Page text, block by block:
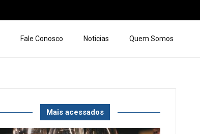
Fale Conosco Noticias Quem Somos
Mais acessados